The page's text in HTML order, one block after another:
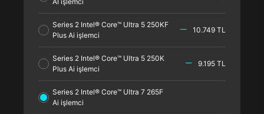
Series 2 Intel® Core™ Ultra 5 250KF
Plus Ai işlemci
10.749 TL
Series 2 Intel® Core™ Ultra 5 250K
Plus Ai işlemci
9.195 TL
Series 2 Intel® Core™ Ultra 7 265F
Ai işlemci